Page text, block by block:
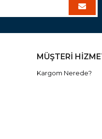
MÜŞTERİ
Kargom Nerede?